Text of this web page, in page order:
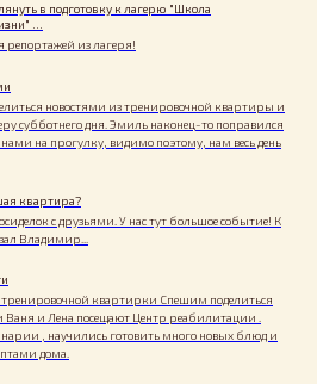
в подготовку к лагерю "Школа
...
из лагеря!
новостями из тренировочной квартиры и
субботнего дня. Эмиль наконец-то поправился
на прогулку, видимо поэтому, нам весь день
квартира?
с друзьями. У нас тут большое событие! К
Владимир...
тренировочной квартирки Спешим поделиться
и Лена посещают Центр реабилитации .
, научились готовить много новых блюд и
дома.